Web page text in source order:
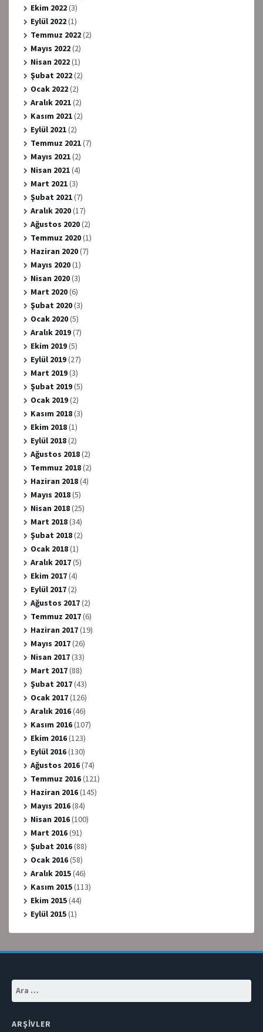
Ekim 2022(3)
Eylül 2022(1)
Temmuz 2022(2)
Mayıs 2022(2)
Nisan 2022(1)
Şubat 2022(2)
Ocak 2022(2)
Aralık 2021(2)
Kasım 2021(2)
Eylül 2021(2)
Temmuz 2021(7)
Mayıs 2021(2)
Nisan 2021(4)
Mart 2021(3)
Şubat 2021(7)
Aralık 2020(17)
Ağustos 2020(2)
Temmuz 2020(1)
Haziran 2020(7)
Mayıs 2020(1)
Nisan 2020(3)
Mart 2020(6)
Şubat 2020(3)
Ocak 2020(5)
Aralık 2019(7)
Ekim 2019(5)
Eylül 2019(27)
Mart 2019(3)
Şubat 2019(5)
Ocak 2019(2)
Kasım 2018(3)
Ekim 2018(1)
Eylül 2018(2)
Ağustos 2018(2)
Temmuz 2018(2)
Haziran 2018(4)
Mayıs 2018(5)
Nisan 2018(25)
Mart 2018(34)
Şubat 2018(2)
Ocak 2018(1)
Aralık 2017(5)
Ekim 2017(4)
Eylül 2017(2)
Ağustos 2017(2)
Temmuz 2017(6)
Haziran 2017(19)
Mayıs 2017(26)
Nisan 2017(33)
Mart 2017(88)
Şubat 2017(43)
Ocak 2017(126)
Aralık 2016(46)
Kasım 2016(107)
Ekim 2016(123)
Eylül 2016(130)
Ağustos 2016(74)
Temmuz 2016(121)
Haziran 2016(145)
Mayıs 2016(84)
Nisan 2016(100)
Mart 2016(91)
Şubat 2016(88)
Ocak 2016(58)
Aralık 2015(46)
Kasım 2015(113)
Ekim 2015(44)
Eylül 2015(1)
ARŞIVLER